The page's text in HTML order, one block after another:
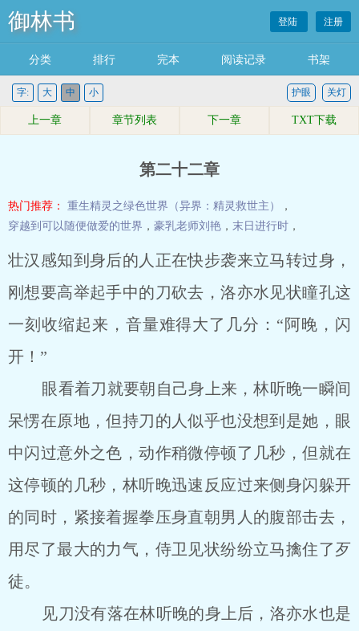
御林书 登陆 注册
分类 排行 完本 阅读记录 书架
字: 大 中 小 关灯
护眼
上一章 章节列表 下一章 TXT下载
第二十二章
热门推荐： 重生精灵之绿色世界（异界：精灵救世主）
，
穿越到可以随便做爱的世界 ， 豪乳老师刘艳 ， 末日进行时 ，
壮汉感知到身后的人正在快步袭来立马转过身，
刚想要高举起手中的刀砍去，洛亦水见状瞳孔这
一刻收缩起来，音量难得大了几分：“阿晚，闪
开！”
眼看着刀就要朝自己身上来，林听晚一瞬间
呆愣在原地，但持刀的人似乎也没想到是她，眼
中闪过意外之色，动作稍微停顿了几秒，但就在
这停顿的几秒，林听晚迅速反应过来侧身闪躲开
的同时，紧接着握拳压身直朝男人的腹部击去，
用尽了最大的力气，侍卫见状纷纷立马擒住了歹
徒。
见刀没有落在林听晚的身上后，洛亦水也是